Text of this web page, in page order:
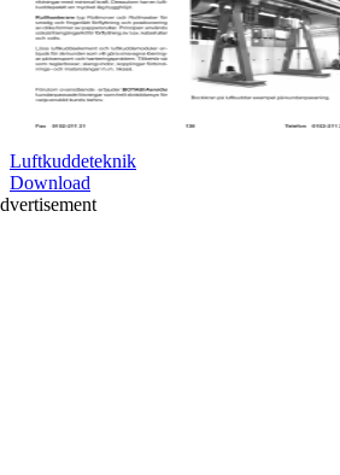
Luftkuddeteknik
Download